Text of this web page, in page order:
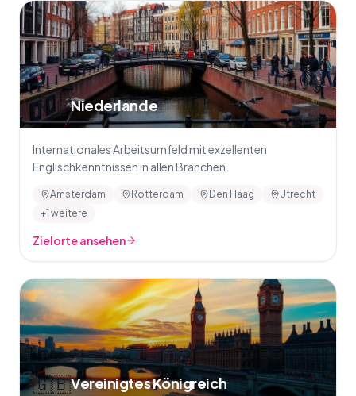
🇳🇱Niederlande
Internationales Arbeitsumfeld mit exzellenten
Englischkenntnissen in allen Branchen.
Amsterdam Rotterdam Den Haag
Utrecht
+1 weitere
Zielorte ansehen
🇬🇧Vereinigtes Königreich